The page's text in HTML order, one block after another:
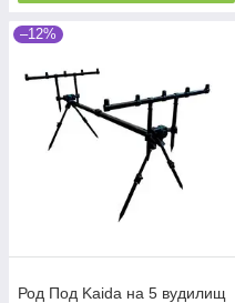
–12%
Род Под Kaida на 5 вудилищ